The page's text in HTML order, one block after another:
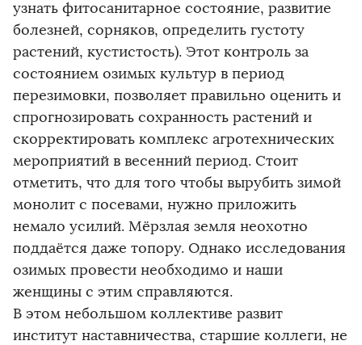
узнать фитосанитарное состояние, развитие
болезней, сорняков, определить густоту
растений, кустистость). Этот контроль за
состоянием озимых культур в период
перезимовки, позволяет правильно оценить и
спрогнозировать сохранность растений и
скорректировать комплекс агротехнических
мероприятий в весенний период. Стоит
отметить, что для того чтобы вырубить зимой
монолит с посевами, нужно приложить
немало усилий. Мёрзлая земля неохотно
поддаётся даже топору. Однако исследования
озимых провести необходимо и наши
женщины с этим справляются.
В этом небольшом коллективе развит
институт наставничества, старшие коллеги, не